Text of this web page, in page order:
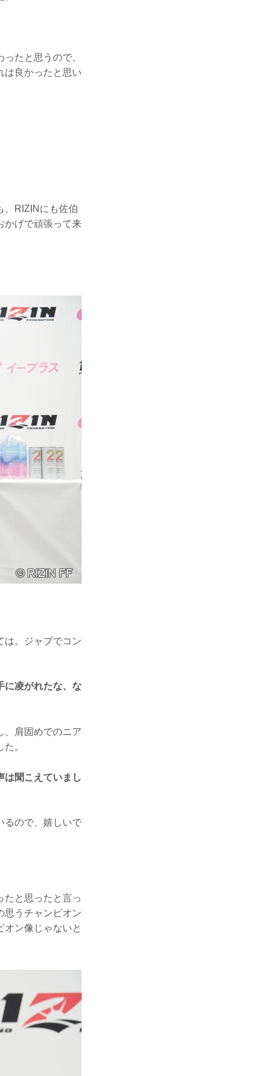
たと思うので。
は良かったと思い
、RIZINにも佐伯
かげで頑張って来
は。ジャブでコン
に凌がれたな、な
、肩固めでのニア
。
は聞こえていまし
るので、嬉しいで
と思ったと言っ
思うチャンピオン
ン像じゃないと